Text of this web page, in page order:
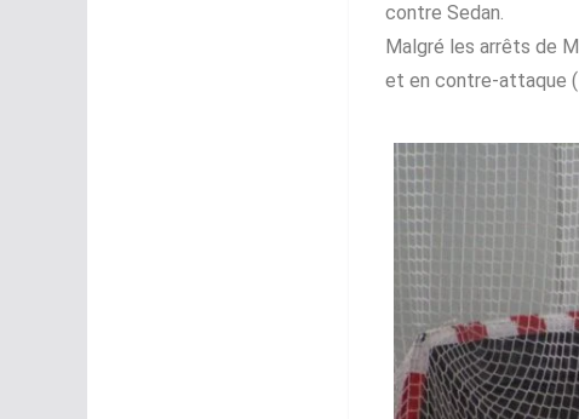
contre Sedan.
Malgré les arrêts de
et en contre-attaque